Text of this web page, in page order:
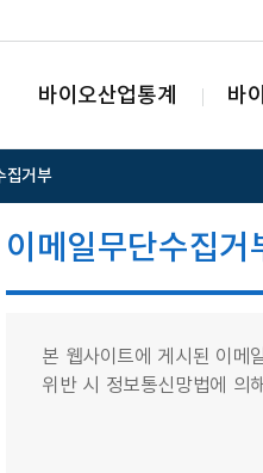
바이오산업통계 바
집거부
이메일무단수집거
본 웹사이트에 게시된 이메
위반 시 정보통신망법에 의해